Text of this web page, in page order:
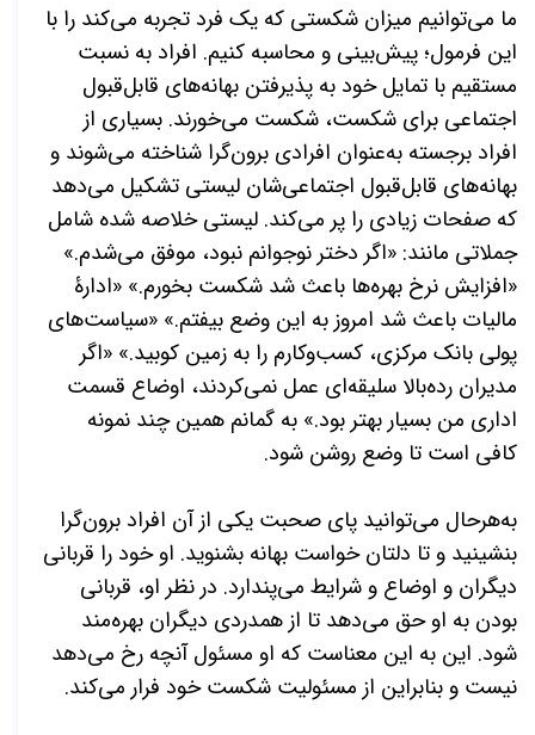
ما می‌توانیم میزان شکستی که یک فرد تجربه می‌کند را با
این فرمول؛ پیش‌بینی و محاسبه کنیم. افراد به نسبت
مستقیم با تمایل خود به پذیرفتن بهانه‌های قابل‌قبول
اجتماعی برای شکست، شکست می‌خورند. بسیاری از
افراد برجسته به‌عنوان افرادی برون‌گرا شناخته می‌شوند و
بهانه‌های قابل‌قبول اجتماعی‌شان لیستی تشکیل می‌دهد
که صفحات زیادی را پر می‌کند. لیستی خلاصه شده شامل
جملاتی مانند: «اگر دختر نوجوانم نبود، موفق می‌شدم.»
«افزایش نرخ بهره‌ها باعث شد شکست بخورم.» «ادارۀ
مالیات باعث شد امروز به این وضع بیفتم.» «سیاست‌های
پولی بانک مرکزی، کسب‌وکارم را به زمین کوبید.» «اگر
مدیران رده‌بالا سلیقه‌ای عمل نمی‌کردند، اوضاع قسمت
اداری من بسیار بهتر بود.» به گمانم همین چند نمونه
کافی است تا وضع روشن شود.
به‌هرحال می‌توانید پای صحبت یکی از آن افراد برون‌گرا
بنشینید و تا دلتان خواست بهانه بشنوید. او خود را قربانی
دیگران و اوضاع و شرایط می‌پندارد. در نظر او، قربانی
بودن به او حق می‌دهد تا از همدردی دیگران بهره‌مند
شود. این به این معناست که او مسئول آنچه رخ می‌دهد
نیست و بنابراین از مسئولیت شکست خود فرار می‌کند.